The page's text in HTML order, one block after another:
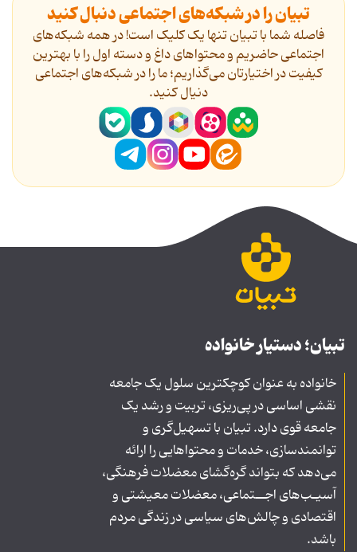
تبیان را در شبکه‌های اجتماعی دنبال کنید
فاصله شما با تبیان تنها یک کلیک است! در همه شبکه‌های
اجتماعی حاضریم و محتواهای داغ و دسته اول را با بهترین
کیفیت در اختیارتان می‌گذاریم؛ ما را در شبکه‌های اجتماعی
دنیال کنید.
تبیان؛ دستیار خانواده
خانواده به عنوان کوچکترین سلول یک جامعه
نقشی اساسی در پی‌ریزی، تربیت و رشد یک
جامعه قوی دارد. تبیان با تسهیل‌گری و
توانمندسازی، خدمات و محتواهایی را ارائه
می‌دهد که بتواند گره‌گشای معضلات فرهنگی،
آسیـب‌های اجــتماعی، معضلات معیشتی و
اقتصادی و چالش‌های سیاسی در زندگی مردم
باشد.